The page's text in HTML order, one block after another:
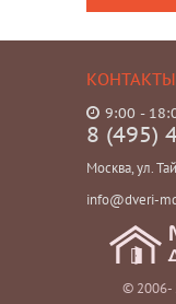
КОНТАКТЫ
9:00 -
8 (495)
Москва, ул.
info@dveri-
© 2006-